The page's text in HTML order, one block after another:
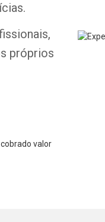
próprios
valor